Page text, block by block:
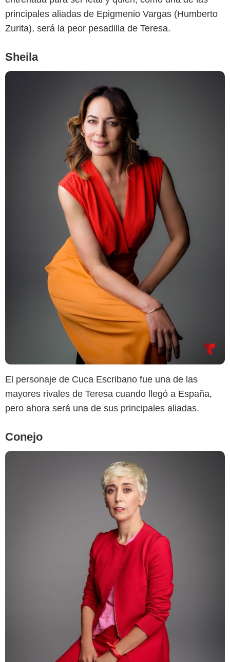
principales aliadas de Epigmenio Vargas (Humberto
Zurita), será la peor pesadilla de Teresa.
Sheila
El personaje de Cuca Escribano fue una de las
mayores rivales de Teresa cuando llegó a España,
pero ahora será una de sus principales aliadas.
Conejo